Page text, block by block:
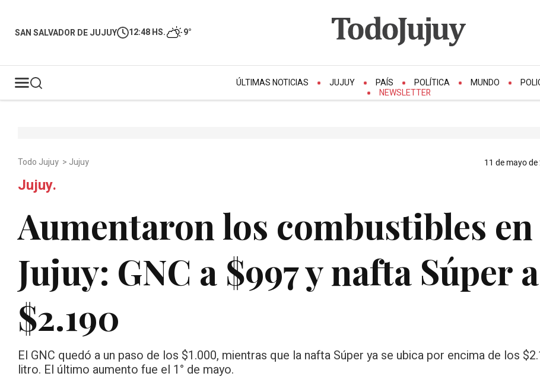
SAN SALVADOR DE JUJUY 12:48 HS. 9°
ÚLTIMAS NOTICIAS JUJUY PAÍS POLÍTICA MUNDO
NEWSLETTER
Todo Jujuy > Jujuy 11 de mayo
Jujuy.
Aumentaron los combustibles en
Jujuy: GNC a $997 y nafta Súper a
$2.190
El GNC quedó a un paso de los $1.000, mientras que la nafta Súper ya se ubica por encima de los
litro. El último aumento fue el 1° de mayo.